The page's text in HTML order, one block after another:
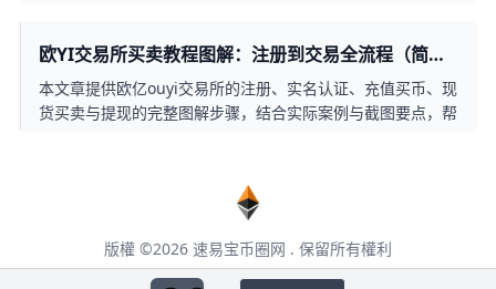
欧YI交易所买卖教程图解：注册到交易全流程（简明
版）
本文章提供欧亿ouyi交易所的注册、实名认证、充值买币、现
货买卖与提现的完整图解步骤，结合实际案例与截图要点，帮
版權 ©2026 速易宝币圈网 . 保留所有權利
本页面包含第三方合作推广链接，点击后将跳转至第三方网站，请仔细阅读其用户